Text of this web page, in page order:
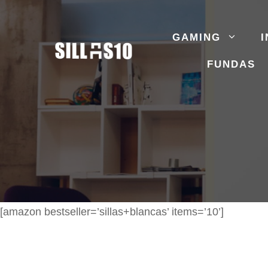
contenido
GAMING
FUNDAS
[amazon bestseller=’sillas+blancas’ items=’10’]